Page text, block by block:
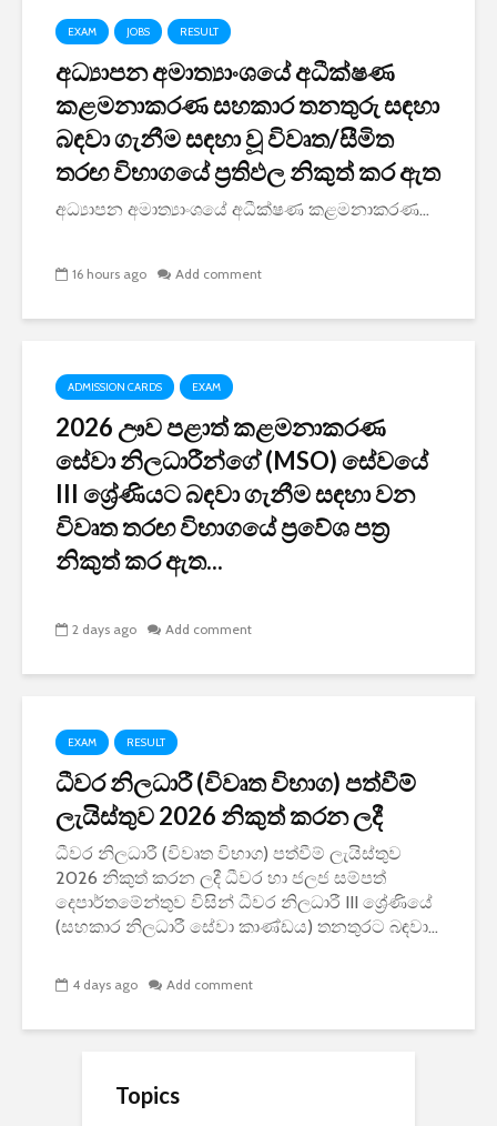
EXAM JOBS RESULT
අධ්‍යාපන අමාත්‍යාංශයේ අධීක්ෂණ
කළමනාකරණ සහකාර තනතුරු සඳහා
බඳවා ගැනීම සඳහා වූ විවෘත/සීමිත
තරඟ විභාගයේ ප්‍රතිඵල නිකුත් කර ඇත
අධ්‍යාපන අමාත්‍යාංශයේ අධීක්ෂණ කළමනාකරණ...
16 hours ago Add comment
ADMISSION CARDS EXAM
2026 ඌව පළාත් කළමනාකරණ
සේවා නිලධාරීන්ගේ (MSO) සේවයේ
III ශ්‍රේණියට බඳවා ගැනීම සඳහා වන
විවෘත තරඟ විභාගයේ ප්‍රවේශ පත්‍ර
නිකුත් කර ඇත...
2 days ago Add comment
EXAM RESULT
ධීවර නිලධාරී (විවෘත විභාග) පත්වීම්
ලැයිස්තුව 2026 නිකුත් කරන ලදී
ධීවර නිලධාරී (විවෘත විභාග) පත්වීම් ලැයිස්තුව
2026 නිකුත් කරන ලදී ධීවර හා ජලජ සම්පත්
දෙපාර්තමේන්තුව විසින් ධීවර නිලධාරී III ශ්‍රේණියේ
(සහකාර නිලධාරී සේවා කාණ්ඩය) තනතුරට බඳවා...
4 days ago Add comment
Topics